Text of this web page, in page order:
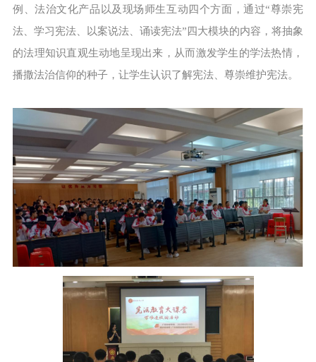
例、法治文化产品以及现场师生互动四个方面，通过“尊崇宪
法、学习宪法、以案说法、诵读宪法”四大模块的内容，将抽象
的法理知识直观生动地呈现出来，从而激发学生的学法热情，
播撒法治信仰的种子，让学生认识了解宪法、尊崇维护宪法。